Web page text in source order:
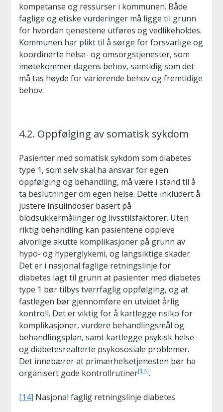
kompetanse og ressurser i kommunen. Både
faglige og etiske vurderinger må ligge til grunn
for hvordan tjenestene utføres og vedlikeholdes.
Kommunen har plikt til å sørge for forsvarlige og
koordinerte helse- og omsorgstjenester, som
imøtekommer dagens behov, samtidig som det
må tas høyde for varierende behov og fremtidige
behov.
4.2. Oppfølging av somatisk sykdom
Pasienter med somatisk sykdom som diabetes
type 1, som selv skal ha ansvar for egen
oppfølging og behandling, må være i stand til å
ta beslutninger om egen helse. Dette inkludert å
justere insulindoser basert på
blodsukkermålinger og livsstilsfaktorer. Uten
riktig behandling kan pasientene oppleve
alvorlige akutte komplikasjoner på grunn av
hypo- og hyperglykemi, og langsiktige skader.
Det er i nasjonal faglige retningslinje for
diabetes lagt til grunn at pasienter med diabetes
type 1 bør tilbys tverrfaglig oppfølging, og at
fastlegen bør gjennomføre en utvidet årlig
kontroll. Det er viktig for å kartlegge risiko for
komplikasjoner, vurdere behandlingsmål og
behandlingsplan, samt kartlegge psykisk helse
og diabetesrealterte psykososiale problemer.
Det innebærer at primærhelsetjenesten bør ha
organisert gode kontrollrutiner[14].
[14] Nasjonal faglig retningslinje diabetes